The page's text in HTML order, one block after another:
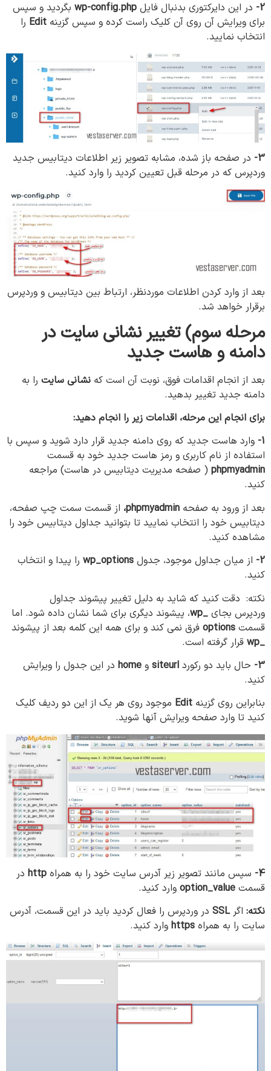
2- در این دایرکتوری بدنبال فایل wp-config.php بگردید و سپس
برای ویرایش آن روی آن کلیک راست کرده و سپس گزینه Edit را
انتخاب نمایید.
3- در صفحه باز شده، مشابه تصویر زیر اطلاعات دیتابیس جدید
وردپرس که در مرحله قبل تعیین کردید را وارد کنید.
بعد از وارد کردن اطلاعات موردنظر، ارتباط بین دیتابیس و وردپرس
برقرار خواهد شد.
مرحله سوم) تغییر نشانی سایت در
دامنه و هاست جدید
بعد از انجام اقدامات فوق، نوبت آن است که نشانی سایت را به
دامنه جدید تغییر بدهید.
برای انجام این مرحله، اقدامات زیر را انجام دهید:
1- وارد هاست جدید که روی دامنه جدید قرار دارد شوید و سپس با
استفاده از نام کاربری و رمز هاست جدید خود به قسمت
phpmyadmin ( صفحه مدیریت دیتابیس در هاست) مراجعه
کنید.
بعد از ورود به صفحه phpmyadmin، از قسمت سمت چپ صفحه،
دیتابیس خود را انتخاب نمایید تا بتوانید جداول دیتابیس خود را
مشاهده کنید.
2- از میان جداول موجود، جدول wp_options را پیدا و انتخاب
کنید.
نکته: دقت کنید که شاید به دلیل تغییر پیشوند جداول
وردپرس بجای _wp
، پیشوند دیگری برای شما نشان داده شود. اما
قسمت options فرق نمی کند و برای همه این کلمه بعد از پیشوند
_wp
قرار گرفته است.
3- حال باید دو رکورد siteurl و home در این جدول را ویرایش
کنید.
بنابراین روی گزینه Edit موجود روی هر یک از این دو ردیف کلیک
کنید تا وارد صفحه ویرایش آنها شوید.
4- سپس مانند تصویر زیر آدرس سایت خود را به همراه http در
قسمت option_value وارد کنید.
نکته: اگرSSL در وردپرس را فعال کردید باید در این قسمت، آدرس
سایت را به همراه https وارد کنید.